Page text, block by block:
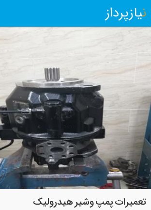
نیازپرداز
تعمیرات پمپ وشیر هیدرولیک